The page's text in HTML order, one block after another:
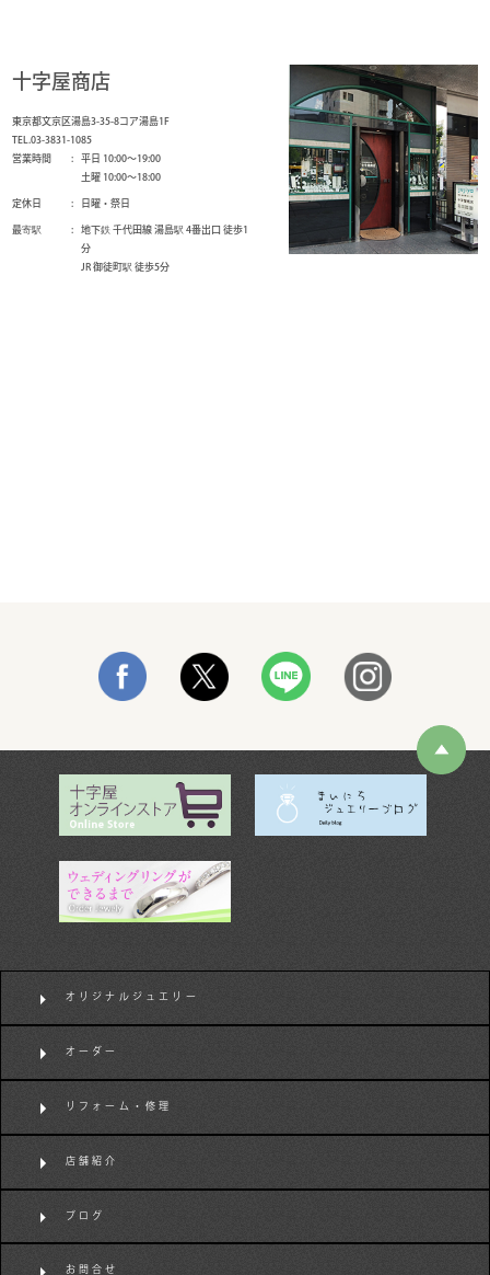
十字屋商店
東京都文京区湯島3-35-8コア湯島1F
TEL.03-3831-1085
営業時間
平日 10:00～19:00
土曜 10:00～18:00
定休日
日曜・祭日
最寄駅
地下鉄 千代田線 湯島駅 4番出口 徒歩1
分
JR 御徒町駅 徒歩5分
オリジナルジュエリー
オーダー
リフォーム・修理
店舗紹介
ブログ
お問合せ